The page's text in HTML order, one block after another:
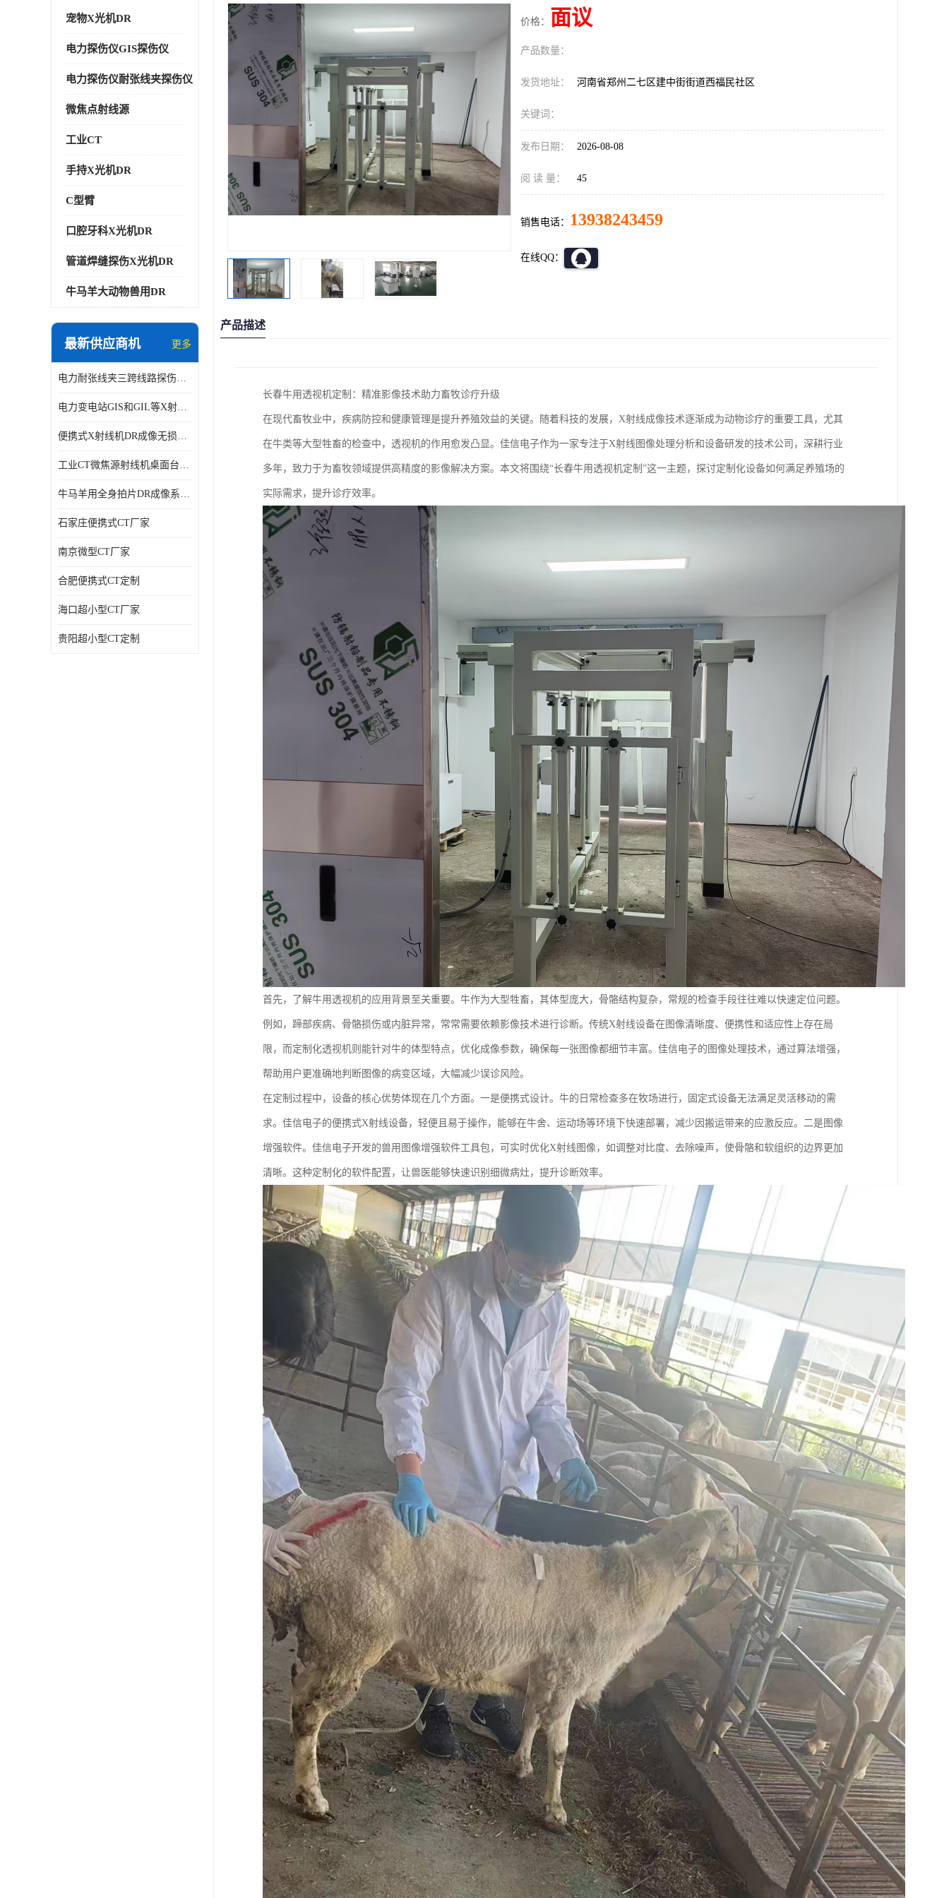
宠物X光机DR
电力探伤仪GIS探伤仪
电力探伤仪耐张线夹探伤仪
微焦点射线源
工业CT
手持X光机DR
C型臂
口腔牙科X光机DR
管道焊缝探伤X光机DR
牛马羊大动物兽用DR
最新供应商机 更多
电力耐张线夹三跨线路探伤仪X射线机DR成像检测系统
电力变电站GIS和GIL等X射线探伤检测系统
便携式X射线机DR成像无损探伤检测系统
工业CT微焦源射线机桌面台式CT实验动物三维X光成像系统微型CT
牛马羊用全身拍片DR成像系统动物园兽医站数字化X光机悬吊牛用DR
石家庄便携式CT厂家
南京微型CT厂家
合肥便携式CT定制
海口超小型CT厂家
贵阳超小型CT定制
价格： 面议
产品数量：
发货地址： 河南省郑州二七区建中街街道西福民社区
关键词：
发布日期： 2026-08-08
阅 读 量： 45
销售电话： 13938243459
在线QQ：
产品描述
长春牛用透视机定制：精准影像技术助力畜牧诊疗升级
在现代畜牧业中，疾病防控和健康管理是提升养殖效益的关键。随着科技的发展，X射线成像技术逐渐成为动物诊疗的重要工具，尤其
在牛类等大型牲畜的检查中，透视机的作用愈发凸显。佳信电子作为一家专注于X射线图像处理分析和设备研发的技术公司，深耕行业
多年，致力于为畜牧领域提供高精度的影像解决方案。本文将围绕“长春牛用透视机定制”这一主题，探讨定制化设备如何满足养殖场的
实际需求，提升诊疗效率。
首先，了解牛用透视机的应用背景至关重要。牛作为大型牲畜，其体型庞大，骨骼结构复杂，常规的检查手段往往难以快速定位问题。
例如，蹄部疾病、骨骼损伤或内脏异常，常常需要依赖影像技术进行诊断。传统X射线设备在图像清晰度、便携性和适应性上存在局
限，而定制化透视机则能针对牛的体型特点，优化成像参数，确保每一张图像都细节丰富。佳信电子的图像处理技术，通过算法增强，
帮助用户更准确地判断图像的病变区域，大幅减少误诊风险。
在定制过程中，设备的核心优势体现在几个方面。一是便携式设计。牛的日常检查多在牧场进行，固定式设备无法满足灵活移动的需
求。佳信电子的便携式X射线设备，轻便且易于操作，能够在牛舍、运动场等环境下快速部署，减少因搬运带来的应激反应。二是图像
增强软件。佳信电子开发的兽用图像增强软件工具包，可实时优化X射线图像，如调整对比度、去除噪声，使骨骼和软组织的边界更加
清晰。这种定制化的软件配置，让兽医能够快速识别细微病灶，提升诊断效率。